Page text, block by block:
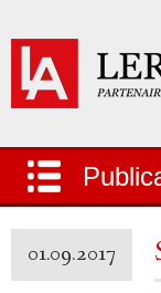
01.09.2017